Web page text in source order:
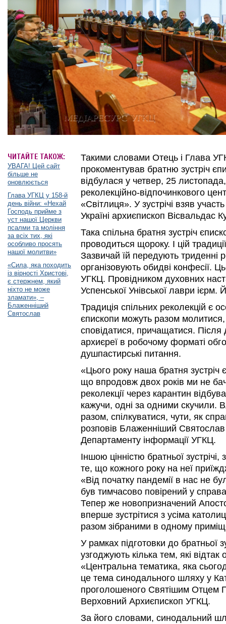
ЧИТАЙТЕ ТАКОЖ:
УВАГА! Цей сайт
більше не
оновлюється
Глава УГКЦ у 158-й
день війни: «Нехай
Господь прийме з
уст нашої Церкви
псалми та моління
за всіх тих, які
особливо просять
нашої молитви»
«Сила, яка походить
із вірності Христові,
є стержнем, який
ніхто не може
зламати», –
Блаженніший
Святослав
Такими словами Отець і Глава
прокоментував братню зустріч
відбулася у четвер, 25
реколекційно-відпочинкового
«Світлиця». У зустрічі взяв
Україні архиєпископ Вісвальдас
Така спільна братня зустріч
проводиться щороку. І цій
Зазвичай їй передують триденні
організовують обидві конфесії.
УГКЦ. Провідником духовних
Успенської Унівської лаври ієрм.
Традиція спільних реколекцій є
єпископи можуть разом
сповідатися, причащатися. Після
архиєреї в робочому форматі
душпастирські питання.
«Цього року наша братня
що впродовж двох років ми не
реколекції через карантин
кажучи, одні за одними скучили.
разом, спілкуватися, чути, як
розповів Блаженніший
Департаменту інформації УГКЦ.
Іншою цінністю братньої
те, що кожного року на неї
«Від початку пандемії в нас не
був тимчасово повірений у
Тепер же новопризначений
вперше зустрітися з усіма
разом зібраними в одному
У рамках підготовки до братньої
узгоджують кілька тем, які
«Центральна тематика, яка
це тема синодального шляху у
проголошеного Святішим Отцем
Верховний Архиєпископ УГКЦ.
За його словами, синодальний